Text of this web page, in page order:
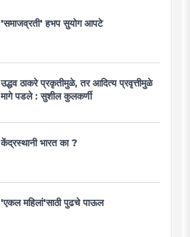
'समाजव्रती' हभप सुयोग आपटे
उद्धव ठाकरे प्रकृतीमुळे, तर आदित्य प्रवृत्तीमुळे
मागे पडले : सुशील कुलकर्णी
केंद्रस्थानी भारत का ?
'एकल महिलां'साठी पुढचे पाऊल